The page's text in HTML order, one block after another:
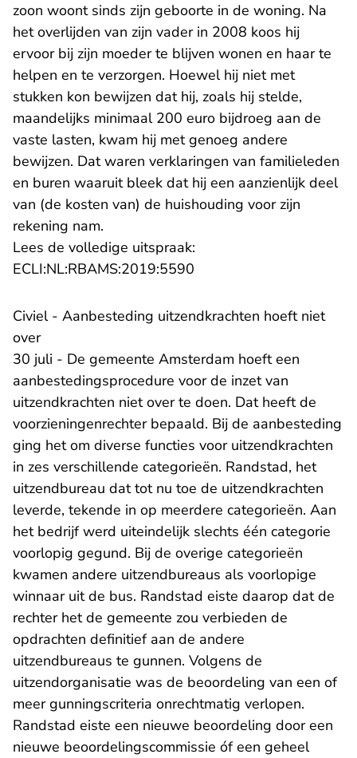
zoon woont sinds zijn geboorte in de woning. Na
het overlijden van zijn vader in 2008 koos hij
ervoor bij zijn moeder te blijven wonen en haar te
helpen en te verzorgen. Hoewel hij niet met
stukken kon bewijzen dat hij, zoals hij stelde,
maandelijks minimaal 200 euro bijdroeg aan de
vaste lasten, kwam hij met genoeg andere
bewijzen. Dat waren verklaringen van familieleden
en buren waaruit bleek dat hij een aanzienlijk deel
van (de kosten van) de huishouding voor zijn
rekening nam.
Lees de volledige uitspraak:
ECLI:NL:RBAMS:2019:5590
Civiel - Aanbesteding uitzendkrachten hoeft niet
over
30 juli - De gemeente Amsterdam hoeft een
aanbestedingsprocedure voor de inzet van
uitzendkrachten niet over te doen. Dat heeft de
voorzieningenrechter bepaald. Bij de aanbesteding
ging het om diverse functies voor uitzendkrachten
in zes verschillende categorieën. Randstad, het
uitzendbureau dat tot nu toe de uitzendkrachten
leverde, tekende in op meerdere categorieën. Aan
het bedrijf werd uiteindelijk slechts één categorie
voorlopig gegund. Bij de overige categorieën
kwamen andere uitzendbureaus als voorlopige
winnaar uit de bus. Randstad eiste daarop dat de
rechter het de gemeente zou verbieden de
opdrachten definitief aan de andere
uitzendbureaus te gunnen. Volgens de
uitzendorganisatie was de beoordeling van een of
meer gunningscriteria onrechtmatig verlopen.
Randstad eiste een nieuwe beoordeling door een
nieuwe beoordelingscommissie óf een geheel